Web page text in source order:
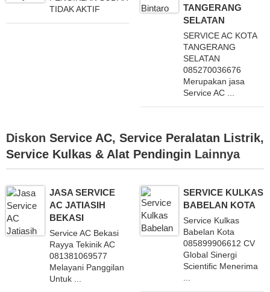
TIDAK AKTIF
TANGERANG
SELATAN
SERVICE AC KOTA
TANGERANG
SELATAN
085270036676
Merupakan jasa
Service AC ...
Diskon Service AC, Service Peralatan Listrik,
Service Kulkas & Alat Pendingin Lainnya
JASA SERVICE
AC JATIASIH
BEKASI
Service AC Bekasi
Rayya Tekinik AC
081381069577
Melayani Panggilan
Untuk ...
SERVICE KULKAS
BABELAN KOTA
Service Kulkas
Babelan Kota
085899906612 CV
Global Sinergi
Scientific Menerima